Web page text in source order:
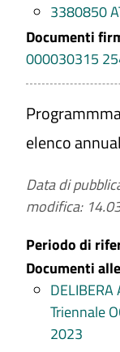
3380850
Documenti
000030315
elenco
Data di
modifica:
Periodo di
Documenti
Triennale
2023